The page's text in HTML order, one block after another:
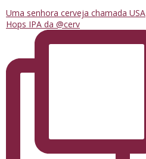
Uma senhora cerveja chamada USA
Hops IPA da @cerv